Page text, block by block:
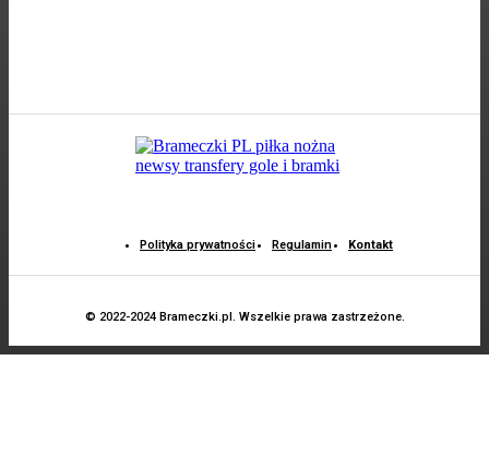
Polityka prywatności Regulamin Kontakt
© 2022-2024 Brameczki.pl. Wszelkie prawa zastrzeżone.